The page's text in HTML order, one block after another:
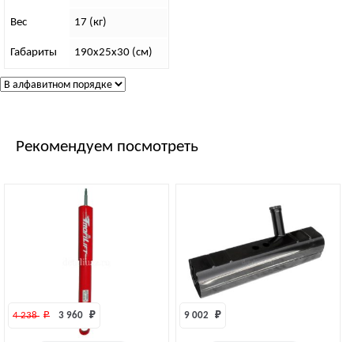
Вес 17 (кг)
Габариты 190х25х30 (см)
Рекомендуем посмотреть
4 238 ₽ 3 960 ₽ 9 002 ₽